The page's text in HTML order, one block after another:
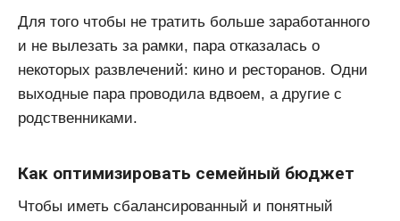
Для того чтобы не тратить больше заработанного
и не вылезать за рамки, пара отказалась о
некоторых развлечений: кино и ресторанов. Одни
выходные пара проводила вдвоем, а другие с
родственниками.
Как оптимизировать семейный бюджет
Чтобы иметь сбалансированный и понятный